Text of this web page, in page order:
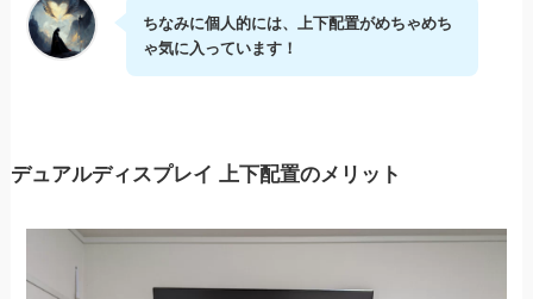
ちなみに個人的には、上下配置がめちゃめち
ゃ気に入っています！
デュアルディスプレイ 上下配置のメリット